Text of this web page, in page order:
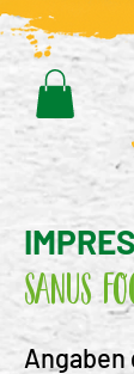
Sanus
Angaben